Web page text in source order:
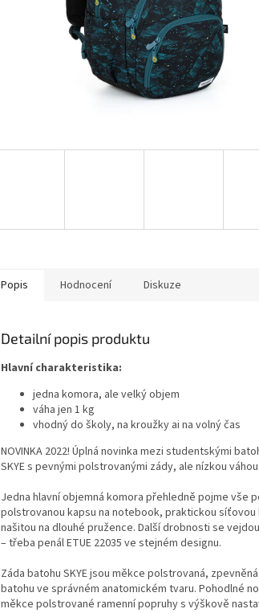
Popis Hodnocení Diskuze
Detailní popis produktu
Hlavní charakteristika:
jedna komora, ale velký objem
váha jen 1 kg
vhodný do školy, na kroužky ai na volný čas
NOVINKA 2022! Úplná novinka mezi studentskými
SKYE s pevnými polstrovanými zády, ale nízkou
Jedna hlavní objemná komora přehledně pojme vše
polstrovanou kapsu na notebook, praktickou síťovou
našitou na dlouhé pružence. Další drobnosti se
– třeba penál ETUE 22035 ve stejném designu.
Záda batohu SKYE jsou měkce polstrovaná,
batohu ve správném anatomickém tvaru. Pohodlné
měkce polstrované ramenní popruhy s výškově